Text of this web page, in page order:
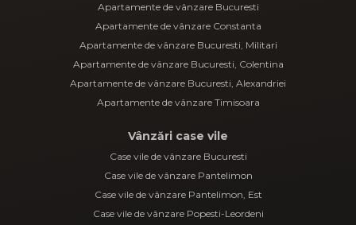
Apartamente de vânzare Bucuresti
Apartamente de vânzare Constanta
Apartamente de vânzare Bucuresti, Militari
Apartamente de vânzare Bucuresti, Colentina
Apartamente de vânzare Bucuresti, Alexandriei
Apartamente de vânzare Timisoara
Vânzări case vile
Case vile de vânzare Bucuresti
Case vile de vânzare Pantelimon
Case vile de vânzare Pantelimon, Est
Case vile de vânzare Popesti-Leordeni